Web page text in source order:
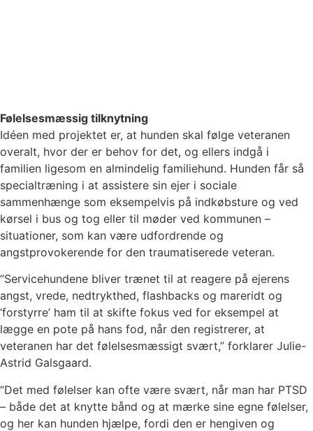
Følelsesmæssig tilknytning
Idéen med projektet er, at hunden skal følge veteranen
overalt, hvor der er behov for det, og ellers indgå i
familien ligesom en almindelig familiehund. Hunden får så
specialtræning i at assistere sin ejer i sociale
sammenhænge som eksempelvis på indkøbsture og ved
kørsel i bus og tog eller til møder ved kommunen –
situationer, som kan være udfordrende og
angstprovokerende for den traumatiserede veteran.
“Servicehundene bliver trænet til at reagere på ejerens
angst, vrede, nedtrykthed, flashbacks og mareridt og
‘forstyrre’ ham til at skifte fokus ved for eksempel at
lægge en pote på hans fod, når den registrerer, at
veteranen har det følelsesmæssigt svært,” forklarer Julie-
Astrid Galsgaard.
“Det med følelser kan ofte være svært, når man har PTSD
– både det at knytte bånd og at mærke sine egne følelser,
og her kan hunden hjælpe, fordi den er hengiven og